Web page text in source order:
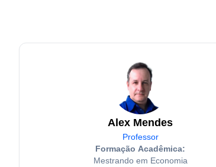
Alex Mendes
Professor
Formação Acadêmica:
Mestrando em Economia